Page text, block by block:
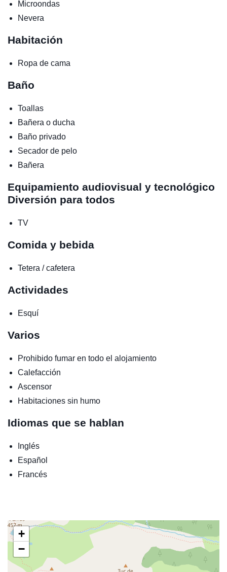
Microondas
Nevera
Habitación
Ropa de cama
Baño
Toallas
Bañera o ducha
Baño privado
Secador de pelo
Bañera
Equipamiento audiovisual y tecnológico
Diversión para todos
TV
Comida y bebida
Tetera / cafetera
Actividades
Esquí
Varios
Prohibido fumar en todo el alojamiento
Calefacción
Ascensor
Habitaciones sin humo
Idiomas que se hablan
Inglés
Español
Francés
+
−